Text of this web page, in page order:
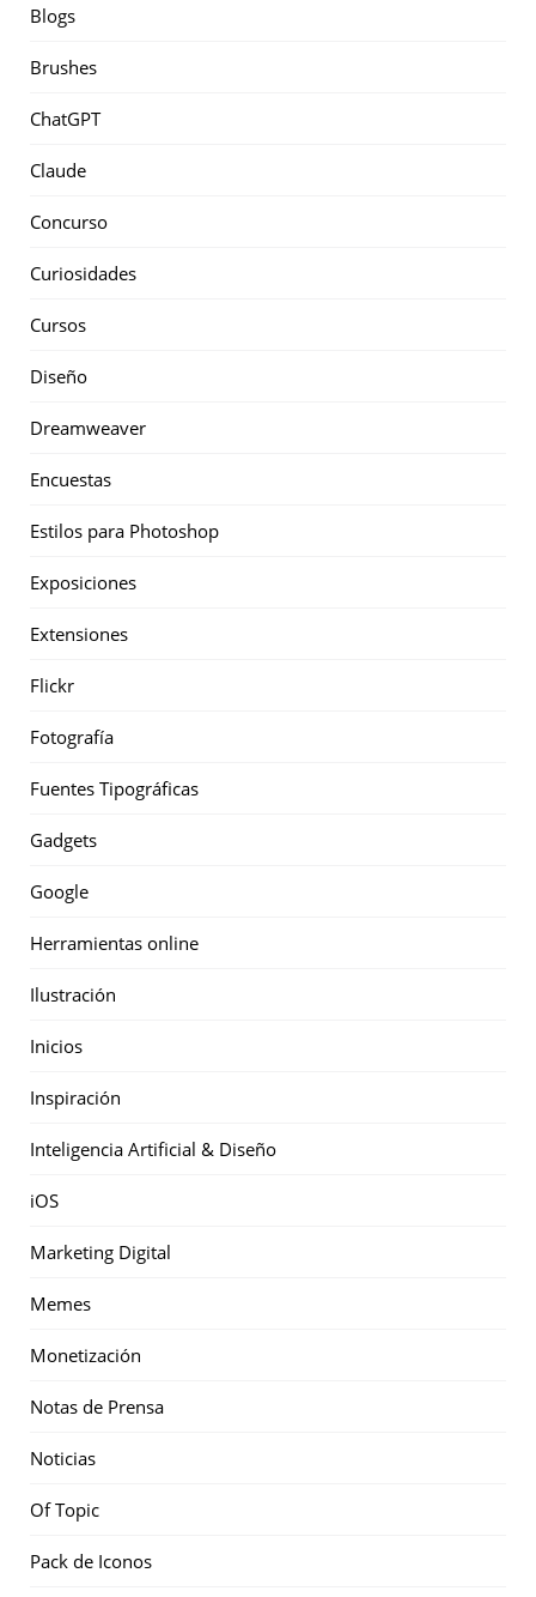
Blogs
Brushes
ChatGPT
Claude
Concurso
Curiosidades
Cursos
Diseño
Dreamweaver
Encuestas
Estilos para Photoshop
Exposiciones
Extensiones
Flickr
Fotografía
Fuentes Tipográficas
Gadgets
Google
Herramientas online
Ilustración
Inicios
Inspiración
Inteligencia Artificial & Diseño
iOS
Marketing Digital
Memes
Monetización
Notas de Prensa
Noticias
Of Topic
Pack de Iconos